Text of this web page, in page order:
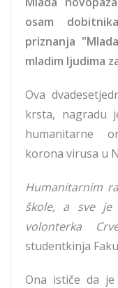
osam
priznanja
mladim ljudima
Ova
krsta, nagradu
humanitarne
korona virusa u
Humanitarnim
škole, a sve je
volonterka
studentkinja
Ona ističe da